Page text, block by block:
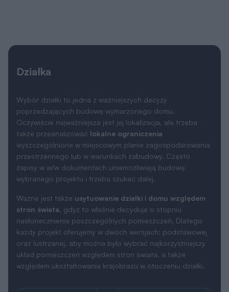
Działka
Wybór działki to jedna z ważniejszych decyzji
poprzedzających budowę wymarzonego domu.
Oczywiście najważniejsza jest jej lokalizacja, ale trzeba
także przeanalizować lokalne ograniczenia
wyszczególnione w miejscowym planie zagospodarowania
przestrzennego lub w warunkach zabudowy. Często
zapisy w w/w dokumentach uniemożliwiają budowę
wybranego projektu i trzeba szukać dalej.
Ważne jest także usytuowanie działki i domu względem
stron świata, gdyż to właśnie decyduje o stopniu
nasłonecznienia poszczególnych pomieszczeń. Dlatego
każdy projekt oferujemy w dwóch wersjach: podstawowej
oraz lustrzanej, aby można było wybrać najkorzystniejszy
układ pomieszczeń względem stron świata, a także
względem ukształtowania krajobrazu w otoczeniu działki.